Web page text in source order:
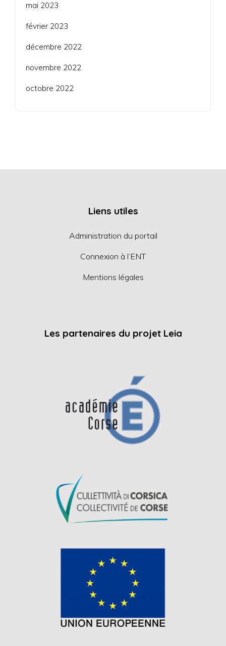
mai 2023
février 2023
décembre 2022
novembre 2022
octobre 2022
Liens utiles
Administration du portail
Connexion à l’ENT
Mentions légales
Les partenaires du projet Leia